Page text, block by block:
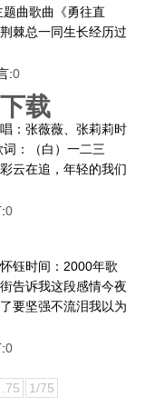
曲歌曲《勇往直
棘总一同生长经历过
:0
载
：张薇薇、张莉莉时
：（白）一二三
云在追，年轻的我们
:0
钰时间：2000年歌
告诉我这段感情今夜
要坚强不流泪我以为
:0
.75 1/75